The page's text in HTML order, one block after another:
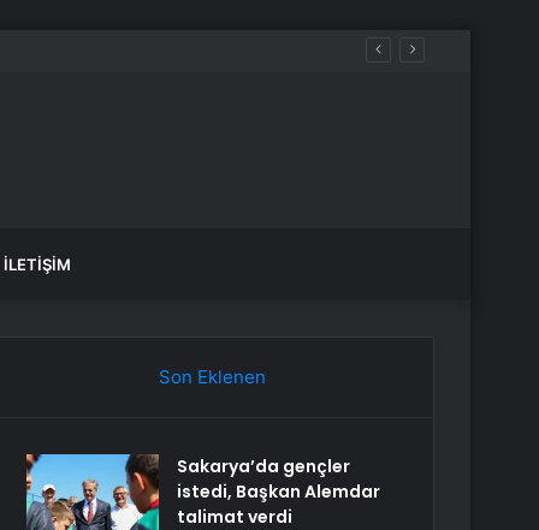
İLETIŞIM
Son Eklenen
Sakarya’da gençler
istedi, Başkan Alemdar
talimat verdi